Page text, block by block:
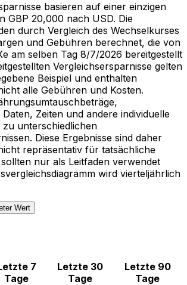
basieren auf einer einzigen
GBP 20,000 nach USD. Die
durch Vergleich des Wechselkurses
und Gebühren berechnet, die von
am selben Tag 8/7/2026 bereitgestellt
Vergleichsersparnisse gelten
Beispiel und enthalten
alle Gebühren und Kosten.
Zeiten und andere individuelle
unterschiedlichen
Diese Ergebnisse sind daher
repräsentativ für tatsächliche
nur als Leitfaden verwendet
wird vierteljährlich
Wert
7
Tage
Letzte 30
Tage
Letzte 90
Tage